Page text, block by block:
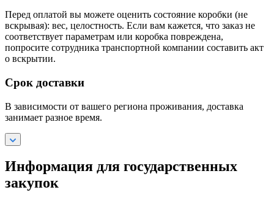
Перед оплатой вы можете оценить состояние коробки (не
вскрывая): вес, целостность. Если вам кажется, что заказ не
соответствует параметрам или коробка повреждена,
попросите сотрудника транспортной компании составить акт
о вскрытии.
Срок доставки
В зависимости от вашего региона проживания, доставка
занимает разное время.
Информация для государственных
закупок